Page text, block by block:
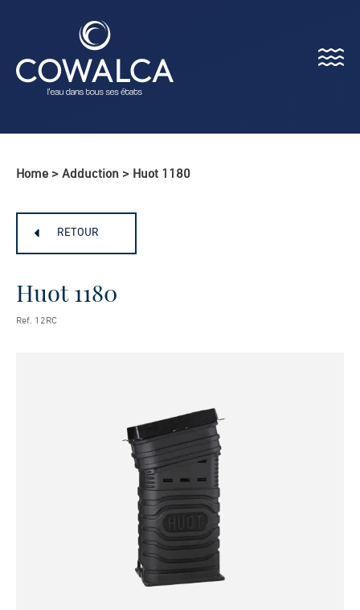
Menu
Home > Adduction > Huot 1180
RETOUR
Huot 1180
Ref. 12RC